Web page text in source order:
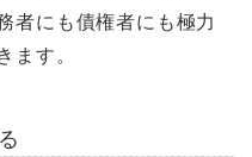
者にも債権者にも極力
ます。